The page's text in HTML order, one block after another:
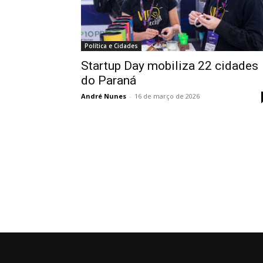
Política e Cidades
Startup Day mobiliza 22 cidades
do Paraná
André Nunes - 16 de março de 2026